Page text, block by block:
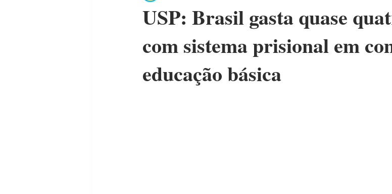
USP: Brasil gasta quase
com sistema prisional em
educação básica